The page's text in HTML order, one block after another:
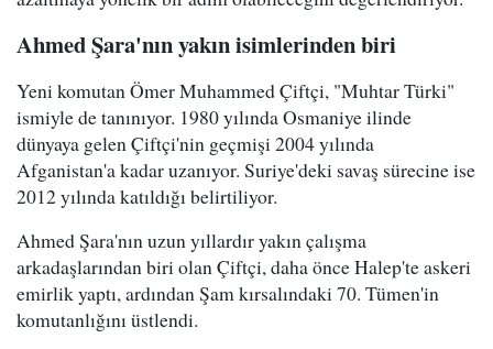
Ahmed Şara'nın yakın isimlerinden biri
Yeni komutan Ömer Muhammed Çiftçi, "Muhtar Türki"
ismiyle de tanınıyor. 1980 yılında Osmaniye ilinde
dünyaya gelen Çiftçi'nin geçmişi 2004 yılında
Afganistan'a kadar uzanıyor. Suriye'deki savaş sürecine ise
2012 yılında katıldığı belirtiliyor.
Ahmed Şara'nın uzun yıllardır yakın çalışma
arkadaşlarından biri olan Çiftçi, daha önce Halep'te askeri
emirlik yaptı, ardından Şam kırsalındaki 70. Tümen'in
komutanlığını üstlendi.